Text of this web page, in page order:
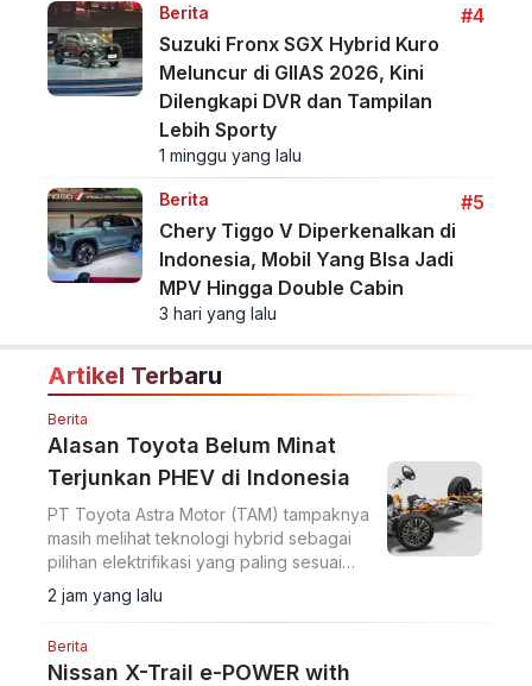
Berita
#4
Suzuki Fronx SGX Hybrid Kuro
Meluncur di GIIAS 2026, Kini
Dilengkapi DVR dan Tampilan
Lebih Sporty
1 minggu yang lalu
Berita
#5
Chery Tiggo V Diperkenalkan di
Indonesia, Mobil Yang BIsa Jadi
MPV Hingga Double Cabin
3 hari yang lalu
Artikel Terbaru
Berita
Alasan Toyota Belum Minat
Terjunkan PHEV di Indonesia
PT Toyota Astra Motor (TAM) tampaknya
masih melihat teknologi hybrid sebagai
pilihan elektrifikasi yang paling sesuai
untuk pasar Indonesia.
2 jam yang lalu
Berita
Nissan X-Trail e-POWER with